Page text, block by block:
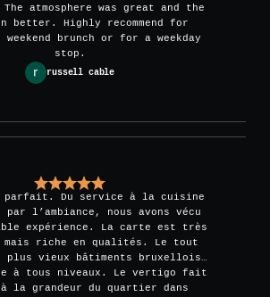
atmosphere was great and the
better. Highly recommend for
brunch or for a weekday
stop.
russell cable
Du service à la cuisine
par l’ambiance, nous avons vécu
expérience. La carte est très
mais riche en qualités. Le tout
plus vieux bâtiments bruxellois…
à tous niveaux. Le vertigo fait
à la grandeur du quartier dans